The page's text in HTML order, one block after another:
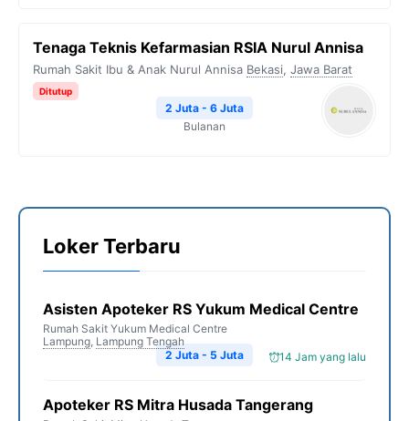
Tenaga Teknis Kefarmasian RSIA Nurul Annisa
Rumah Sakit Ibu & Anak Nurul Annisa Bekasi, Jawa Barat
Ditutup
2 Juta - 6 Juta
Bulanan
Loker Terbaru
Asisten Apoteker RS Yukum Medical Centre
Rumah Sakit Yukum Medical Centre
Lampung, Lampung Tengah
14 Jam yang lalu
2 Juta - 5 Juta
Apoteker RS Mitra Husada Tangerang